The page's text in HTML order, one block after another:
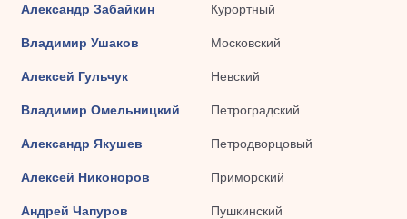
Александр Забайкин Курортный
Владимир Ушаков Московский
Алексей Гульчук Невский
Владимир Омельницкий Петроградский
Александр Якушев Петродворцовый
Алексей Никоноров Приморский
Андрей Чапуров Пушкинский